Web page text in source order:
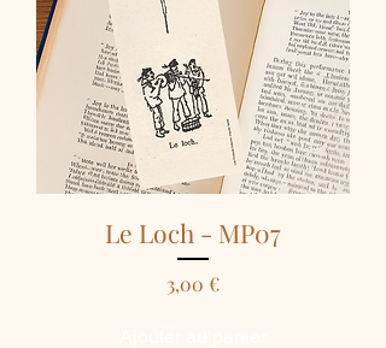
Le Loch - MP07
Prix
3,00 €